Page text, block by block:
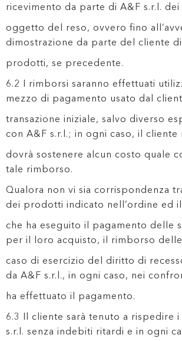
ricevimento da parte di A&F s.r.l.
oggetto del reso, ovvero fino
dimostrazione da parte del cliente
prodotti, se precedente.
6.2 I rimborsi saranno effettuati
mezzo di pagamento usato dal
transazione iniziale, salvo diverso
con A&F s.r.l.; in ogni caso, il cliente
dovrà sostenere alcun costo quale
tale rimborso.
Qualora non vi sia corrispondenza
dei prodotti indicato nell’ordine ed
che ha eseguito il pagamento delle
per il loro acquisto, il rimborso
caso di esercizio del diritto di
da A&F s.r.l., in ogni caso, nei
ha effettuato il pagamento.
6.3 Il cliente sarà tenuto a rispedire
s.r.l. senza indebiti ritardi e in ogni